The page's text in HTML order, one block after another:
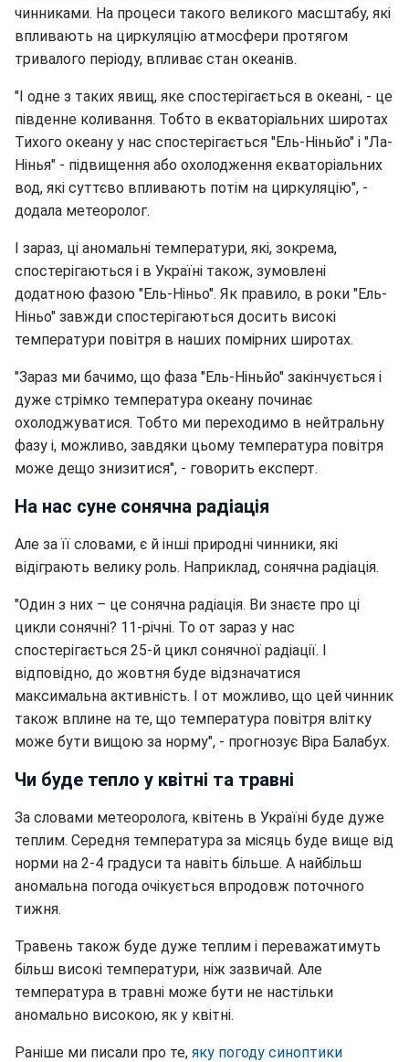
чинниками. На процеси такого великого масштабу, які
впливають на циркуляцію атмосфери протягом
тривалого періоду, впливає стан океанів.
"І одне з таких явищ, яке спостерігається в океані, - це
південне коливання. Тобто в екваторіальних широтах
Тихого океану у нас спостерігається "Ель-Ніньйо" і "Ла-
Нінья" - підвищення або охолодження екваторіальних
вод, які суттєво впливають потім на циркуляцію", -
додала метеоролог.
І зараз, ці аномальні температури, які, зокрема,
спостерігаються і в Україні також, зумовлені
додатною фазою "Ель-Ніньо". Як правило, в роки "Ель-
Ніньо" завжди спостерігаються досить високі
температури повітря в наших помірних широтах.
"Зараз ми бачимо, що фаза "Ель-Ніньйо" закінчується і
дуже стрімко температура океану починає
охолоджуватися. Тобто ми переходимо в нейтральну
фазу і, можливо, завдяки цьому температура повітря
може дещо знизитися", - говорить експерт.
На нас суне сонячна радіація
Але за її словами, є й інші природні чинники, які
відіграють велику роль. Наприклад, сонячна радіація.
"Один з них – це сонячна радіація. Ви знаєте про ці
цикли сонячні? 11-річні. То от зараз у нас
спостерігається 25-й цикл сонячної радіації. І
відповідно, до жовтня буде відзначатися
максимальна активність. І от можливо, що цей чинник
також вплине на те, що температура повітря влітку
може бути вищою за норму", - прогнозує Віра Балабух.
Чи буде тепло у квітні та травні
За словами метеоролога, квітень в Україні буде дуже
теплим. Середня температура за місяць буде вище від
норми на 2-4 градуси та навіть більше. А найбільш
аномальна погода очікується впродовж поточного
тижня.
Травень також буде дуже теплим і переважатимуть
більш високі температури, ніж зазвичай. Але
температура в травні може бути не настільки
аномально високою, як у квітні.
Раніше ми писали про те, яку погоду синоптики